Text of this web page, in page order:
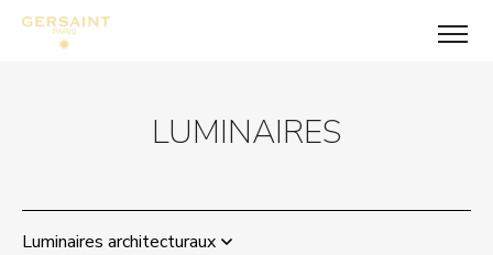
LUMINAIRES
Luminaires architecturaux